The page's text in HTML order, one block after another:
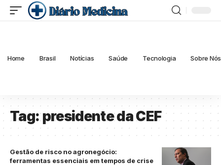
Home Brasil Notícias Saúde Tecnologia Sobre Nós
Tag:presidente da CEF
Gestão de risco no agronegócio:
ferramentas essenciais em tempos de crise